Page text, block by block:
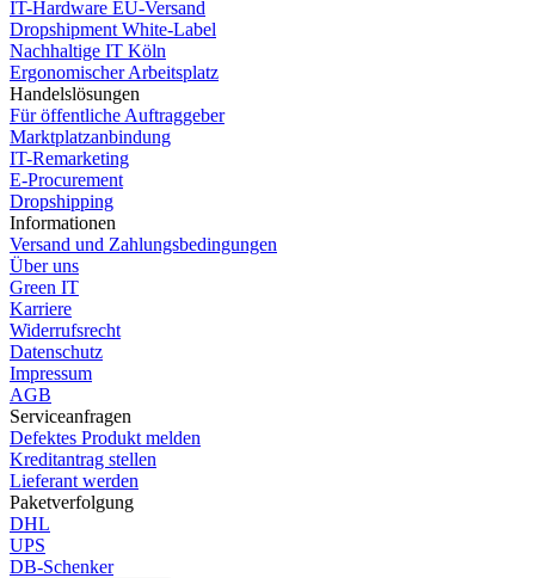
IT-Hardware EU-Versand
Dropshipment White-Label
Nachhaltige IT Köln
Ergonomischer Arbeitsplatz
Handelslösungen
Für öffentliche Auftraggeber
Marktplatzanbindung
IT-Remarketing
E-Procurement
Dropshipping
Informationen
Versand und Zahlungsbedingungen
Über uns
Green IT
Karriere
Widerrufsrecht
Datenschutz
Impressum
AGB
Serviceanfragen
Defektes Produkt melden
Kreditantrag stellen
Lieferant werden
Paketverfolgung
DHL
UPS
DB-Schenker